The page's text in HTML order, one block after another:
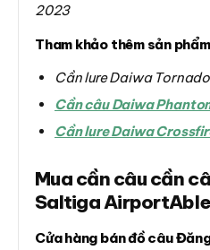
2023
Tham khảo thêm sản
Cần lure Daiwa Tornado
Cần câu Daiwa
Cần lure Daiwa
Mua cần câu cần
Saltiga
Cửa hàng bán đồ câu